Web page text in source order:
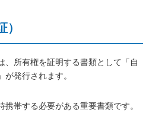
、所有権を証明する書類として「自
発行されます。
帯する必要がある重要書類です。